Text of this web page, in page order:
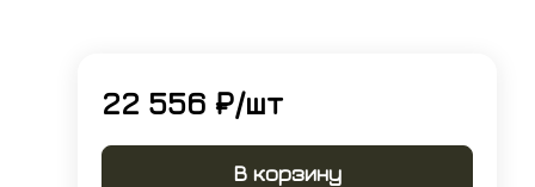
22 556 ₽/шт
В корзину